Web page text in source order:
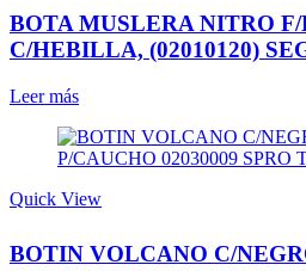
BOTA MUSLERA NITRO
C/HEBILLA, (02010120)
Leer más
Quick View
BOTIN VOLCANO C/